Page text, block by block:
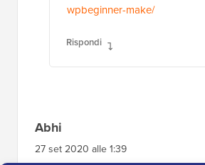
wpbeginner-make/
Rispondi
Abhi
27 set 2020 alle 1:39